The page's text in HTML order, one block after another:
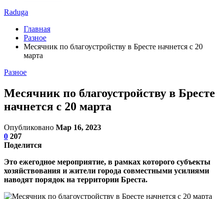
Raduga
Главная
Разное
Месячник по благоустройству в Бресте начнется с 20
марта
Разное
Месячник по благоустройству в Бресте
начнется с 20 марта
Опубликовано Мар 16, 2023
0 207
Поделится
Это ежегодное мероприятие, в рамках которого субъекты
хозяйствования и жители города совместными усилиями
наводят порядок на территории Бреста.